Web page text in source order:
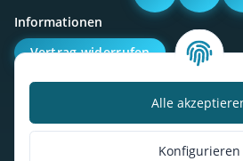
Alle
Konfigurieren
Informationen
Vertrag widerrufen
Kalorienbedarfsrechner